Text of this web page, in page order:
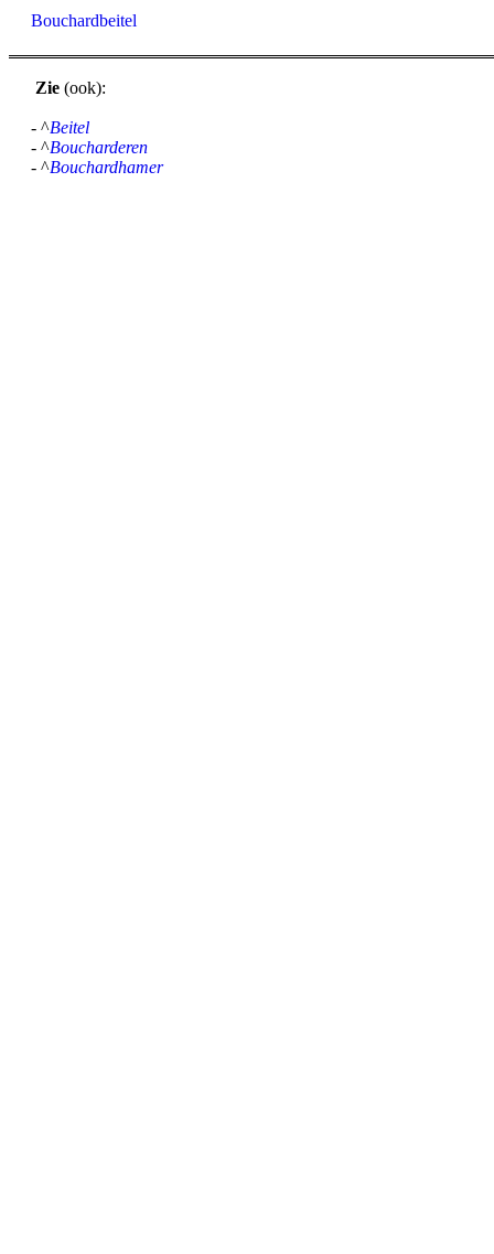
Bouchardbeitel
Zie (ook):
- ^Beitel
- ^Boucharderen
- ^Bouchardhamer